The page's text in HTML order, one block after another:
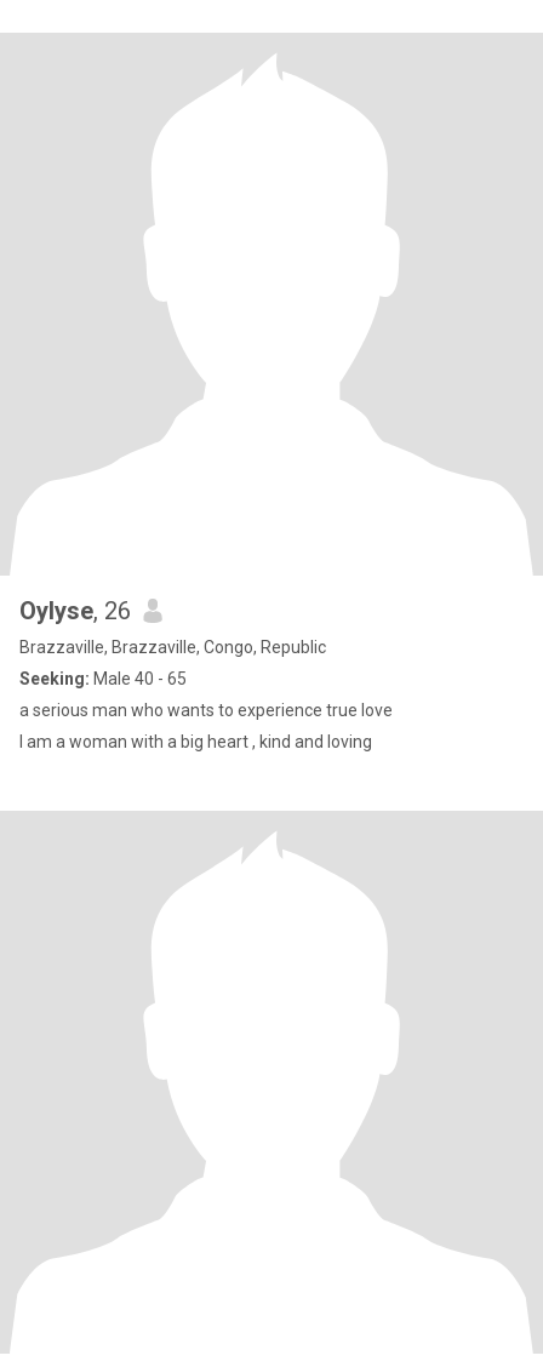
Oylyse, 26
Brazzaville, Brazzaville, Congo, Republic
Seeking: Male 40 - 65
a serious man who wants to experience true love
I am a woman with a big heart , kind and loving